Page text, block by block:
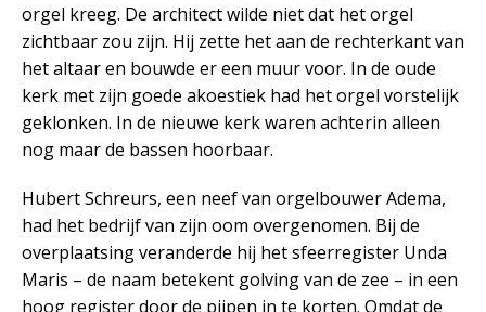
orgel kreeg. De architect wilde niet dat het orgel
zichtbaar zou zijn. Hij zette het aan de rechterkant van
het altaar en bouwde er een muur voor. In de oude
kerk met zijn goede akoestiek had het orgel vorstelijk
geklonken. In de nieuwe kerk waren achterin alleen
nog maar de bassen hoorbaar.
Hubert Schreurs, een neef van orgelbouwer Adema,
had het bedrijf van zijn oom overgenomen. Bij de
overplaatsing veranderde hij het sfeerregister Unda
Maris – de naam betekent golving van de zee – in een
hoog register door de pijpen in te korten. Omdat de